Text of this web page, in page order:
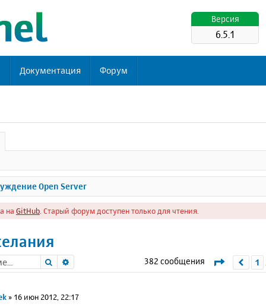
Версия
6.5.1
Документация Форум
Open Server
на GitHub . Старый форум доступен только для чтения.
ПоискРасширенный поиск382 сообщения Страница
1
» 16 июн 2012, 22:17